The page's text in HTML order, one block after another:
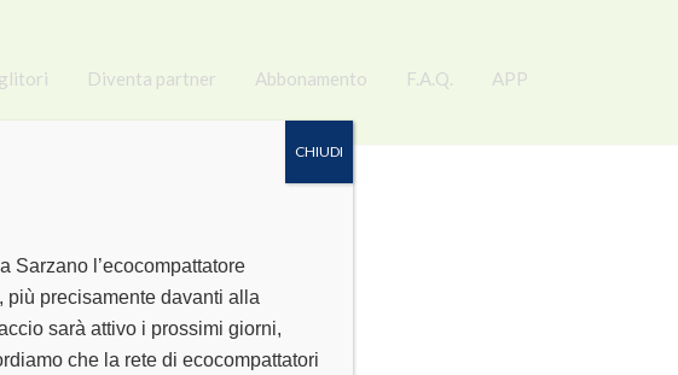
Diventa partner Abbonamento F.A.Q. APP
Sarzano l’ecocompattatore
più precisamente davanti alla
sarà attivo i prossimi giorni,
che la rete di ecocompattatori
CHIUDI